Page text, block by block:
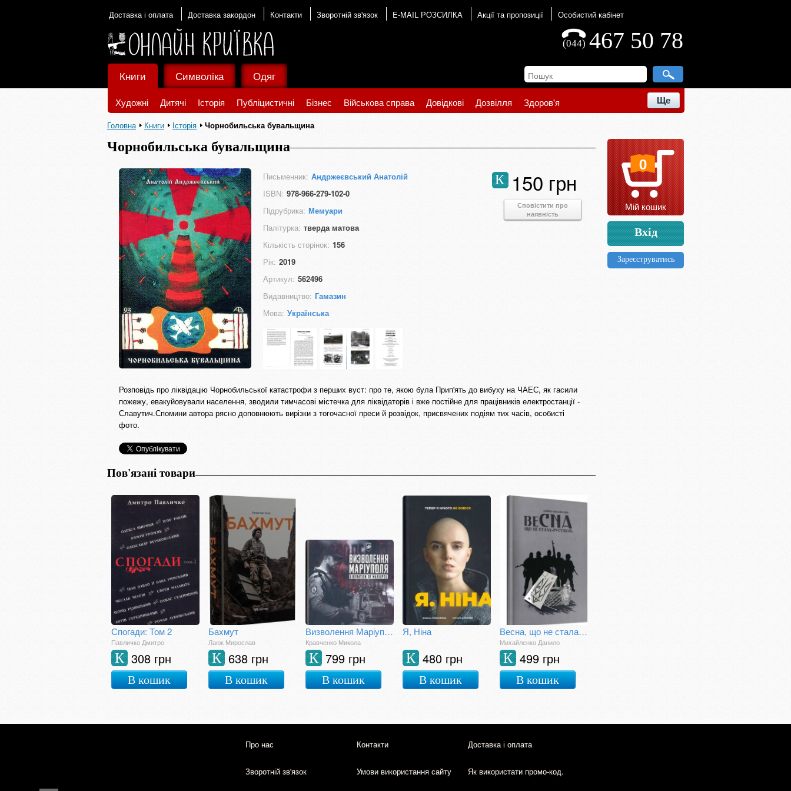
Доставка і оплата Доставка закордон Контакти Зворотній зв'язок E-MAIL РОЗСИЛКА Акції та пропозиції Особистий кабінет
467 50 78
(044)
Книги
Художні Дитячі Історія Публіцистичні Бізнес Військова справа Довідкові Дозвілля Здоров'я Ще
Символіка Одяг
Головна Книги Історія Чорнобильська бувальщина
Чорнобильська бувальщина
Письменник: Андржеєвський Анатолій
ISBN: 978-966-279-102-0
Підрубрика: Мемуари
Палітурка: тверда матова
Кількість сторінок: 156
Рік: 2019
Артикул: 562496
Видавництво: Гамазин
Мова: Українська
150 грн
К
Сповістити про
наявність
Розповідь про ліквідацію Чорнобильської катастрофи з перших вуст: про те, якою була Прип'ять до вибуху на ЧАЕС, як гасили
пожежу, евакуйовували населення, зводили тимчасові містечка для ліквідаторів і вже постійне для працівників електростанції -
Славутич.Спомини автора рясно доповнюють вирізки з тогочасної преси й розвідок, присвячених подіям тих часів, особисті
фото.
Пов'язані товари
Спогади: Том 2
Павличко Дмитро
308 грн
К
В кошик
Бахмут
Лаюк Мирослав
638 грн
К
В кошик
Визволення Маріуполя. Фотозбірка військової мемуаристики
Кравченко Микола
799 грн
К
В кошик
Я, Ніна
480 грн
К
В кошик
Весна, що не стала "русской"
Михайленко Данило
499 грн
К
В кошик
0
Мій кошик
Вхід
Зареєструватись
Про нас Контакти Доставка і оплата
Зворотній зв'язок Умови використання сайту Як використати промо-код.